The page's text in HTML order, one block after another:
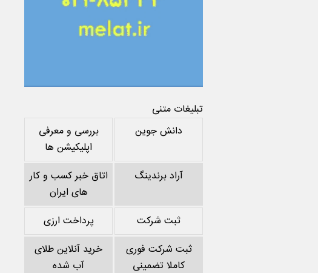
تبلیغات متنی
دانش جوین
بررسی و معرفی
اپلیکیشن ها
آراد برندینگ
اتاق خبر کسب و کار
های ایران
ثبت شرکت
پرداخت ارزی
ثبت شرکت فوری
کاملا تضمینی
خرید آنلاین طلای
آب شده